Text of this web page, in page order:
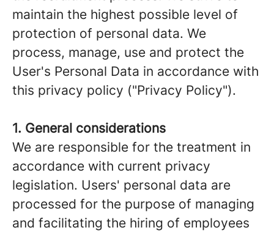
maintain the highest possible level of
protection of personal data. We
process, manage, use and protect the
User's Personal Data in accordance with
this privacy policy ("Privacy Policy").
1. General considerations
We are responsible for the treatment in
accordance with current privacy
legislation. Users' personal data are
processed for the purpose of managing
and facilitating the hiring of employees